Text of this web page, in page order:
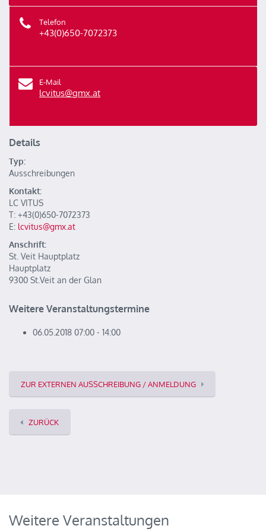
Telefon
+43(0)650-7072373
E-Mail
lcvitus@gmx.at
Details
Typ:
Ausschreibungen
Kontakt:
LC VITUS
T: +43(0)650-7072373
E: lcvitus@gmx.at
Anschrift:
St. Veit Hauptplatz
Hauptplatz
9300 St.Veit an der Glan
Weitere Veranstaltungstermine
06.05.2018 07:00 - 14:00
ZUR EXTERNEN AUSSCHREIBUNG / ANMELDUNG
ZURÜCK
Weitere Veranstaltungen